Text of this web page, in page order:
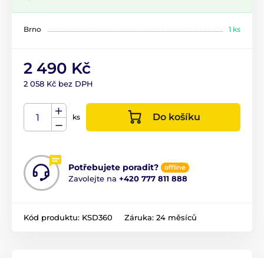
Brno 1 ks
2 490 Kč
2 058 Kč bez DPH
ks Do košíku
Potřebujete poradit? offline
Zavolejte na +420 777 811 888
Kód produktu: KSD360 Záruka: 24 měsíců